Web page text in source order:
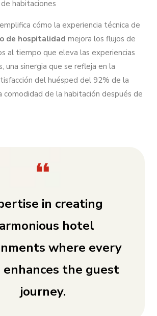
habitaciones
cómo la experiencia técnica de
de hospitalidad mejora los flujos de
al tiempo que eleva las experiencias
una sinergia que se refleja en la
del huésped del 92% de la
comodidad de la habitación después de
in creating
hotel
where every
the guest
journey.